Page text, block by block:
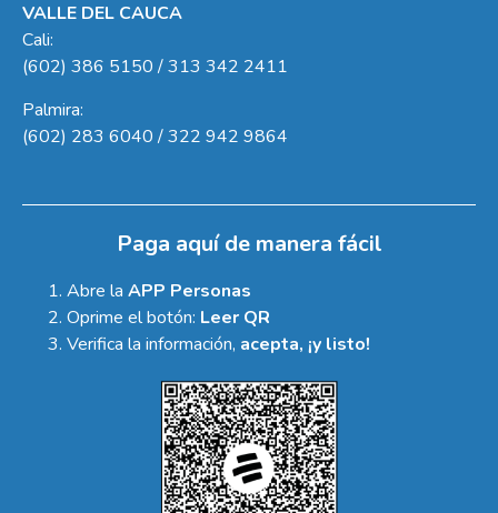
VALLE DEL CAUCA
Cali:
(602) 386 5150 / 313 342 2411
Palmira:
(602) 283 6040 / 322 942 9864
Paga aquí de manera fácil
Abre la APP Personas
Oprime el botón: Leer QR
Verifica la información, acepta, ¡y listo!